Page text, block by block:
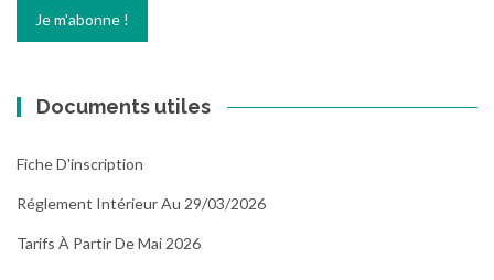
Documents utiles
Fiche D'inscription
Réglement Intérieur Au 29/03/2026
Tarifs À Partir De Mai 2026